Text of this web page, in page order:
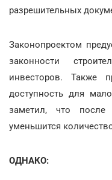
разрешительных
Законопроектом
законности
инвесторов. Также
доступность для
заметил, что после
уменьшится
ОДНАКО: